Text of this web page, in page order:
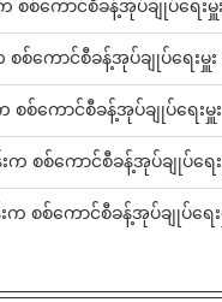
စ်ကောင်စီခန့်အုပ်ချုပ်ရေး
စ်ကောင်စီခန့်အုပ်ချုပ်ရေးမှူ
စ်ကောင်စီခန့်အုပ်ချုပ်ရေးမှူ
စစ်ကောင်စီခန့်အုပ်ချုပ်ရေ
စစ်ကောင်စီခန့်အုပ်ချုပ်ရေ